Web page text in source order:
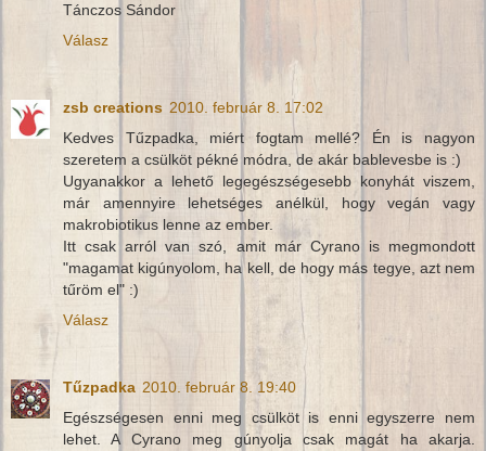
Tánczos Sándor
Válasz
zsb creations 2010. február 8. 17:02
Kedves Tűzpadka, miért fogtam mellé? Én is nagyon
szeretem a csülköt pékné módra, de akár bablevesbe is :)
Ugyanakkor a lehető legegészségesebb konyhát viszem,
már amennyire lehetséges anélkül, hogy vegán vagy
makrobiotikus lenne az ember.
Itt csak arról van szó, amit már Cyrano is megmondott
"magamat kigúnyolom, ha kell, de hogy más tegye, azt nem
tűröm el" :)
Válasz
Tűzpadka 2010. február 8. 19:40
Egészségesen enni meg csülköt is enni egyszerre nem
lehet. A Cyrano meg gúnyolja csak magát ha akarja.